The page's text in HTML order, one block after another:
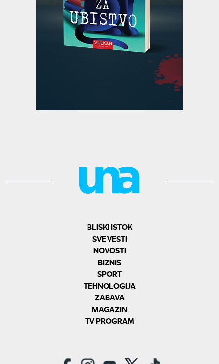
BLISKI ISTOK
SVE VESTI
NOVOSTI
BIZNIS
SPORT
TEHNOLOGIJA
ZABAVA
MAGAZIN
TV PROGRAM